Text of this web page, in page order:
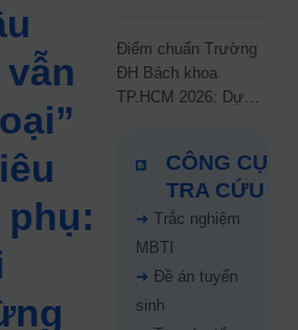
vẫn
phụ:
Điểm chuẩn Trường
ĐH Bách khoa
TP.HCM 2026: Dự
67%
CÔNG CỤ
TRA CỨU
➜ Trắc nghiệm
MBTI
➜ Đề án tuyển
sinh